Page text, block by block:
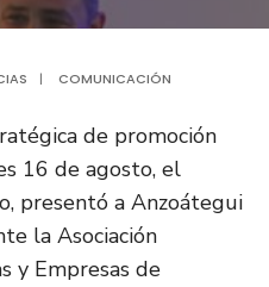
| COMUNICACIÓN
de promoción
16 de agosto, el
presentó a Anzoátegui
la Asociación
y Empresas de